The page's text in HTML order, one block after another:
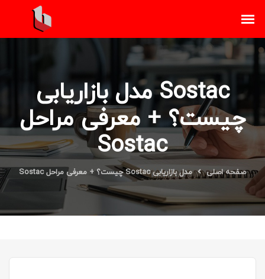
مدل بازاریابی Sostac
چیست؟ + معرفی مراحل
Sostac
صفحه اصلی مدل بازاریابی Sostac چیست؟ + معرفی مراحل Sostac